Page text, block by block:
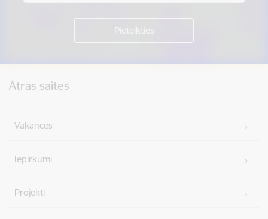
Ātrās saites
Vakances
Iepirkumi
Projekti